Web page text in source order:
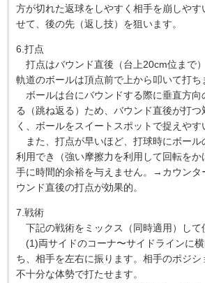
方が切れた返球をしやすく相手を崩しやす
せて、後の先（返し技）を狙います。
6.打点
打点はバウンド直後（台上20cm位まで
軌道のボールは頂点前で上から叩いて打ち
ボールは台にバウンドする際に垂直方向
る（跳ね返る）ため、バウンド直後が打つ
く、ボールをスイートスポットで捉えやす
また、打点が早いほど、打球時にボール
利用でき（強い摩擦力を利用して回転をか
手に時間的余裕を与えません。→カウンタ
ウンド直後の打点が効果的。
7.戦術
下記の戦術をミックス（同時適用）して
(1)両サイドのコーナ〜サイドラインに
ち、相手を左右に振ります。相手のポジシ
不十分な体勢で打たせます。